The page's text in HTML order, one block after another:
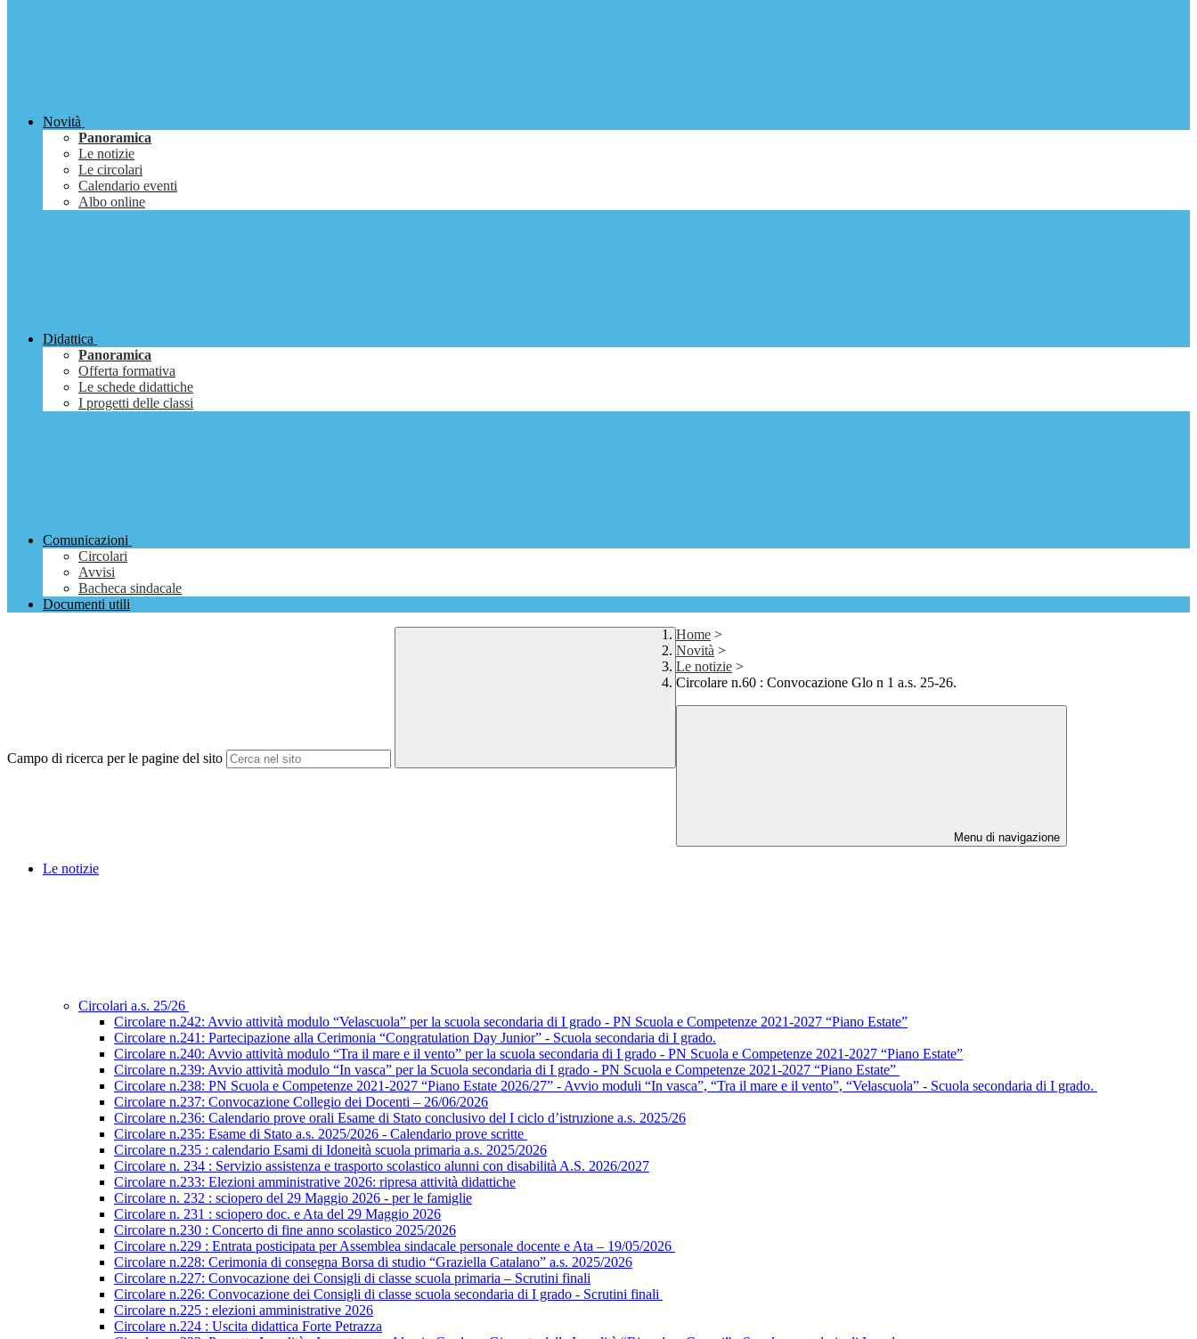
Novità
Panoramica
Le notizie
Le circolari
Calendario eventi
Albo online
Didattica
Panoramica
Offerta formativa
Le schede didattiche
I progetti delle classi
Comunicazioni
Circolari
Avvisi
Bacheca sindacale
Documenti utili
Campo di ricerca per le pagine del sito
Home >
Novità >
Le notizie >
Circolare n.60 : Convocazione Glo n 1 a.s. 25-26.
Menu di navigazione
Le notizie
Circolari a.s. 25/26
Circolare n.242: Avvio attività modulo “Velascuola” per la scuola secondaria di I grado - PN Scuola e Competenze 2021-2027 “Piano Estate”
Circolare n.241: Partecipazione alla Cerimonia “Congratulation Day Junior” - Scuola secondaria di I grado.
Circolare n.240: Avvio attività modulo “Tra il mare e il vento” per la scuola secondaria di I grado - PN Scuola e Competenze 2021-2027 “Piano Estate”
Circolare n.239: Avvio attività modulo “In vasca” per la Scuola secondaria di I grado - PN Scuola e Competenze 2021-2027 “Piano Estate”
Circolare n.238: PN Scuola e Competenze 2021-2027 “Piano Estate 2026/27” - Avvio moduli “In vasca”, “Tra il mare e il vento”, “Velascuola” - Scuola secondaria di I grado.
Circolare n.237: Convocazione Collegio dei Docenti – 26/06/2026
Circolare n.236: Calendario prove orali Esame di Stato conclusivo del I ciclo d’istruzione a.s. 2025/26
Circolare n.235: Esame di Stato a.s. 2025/2026 - Calendario prove scritte
Circolare n.235 : calendario Esami di Idoneità scuola primaria a.s. 2025/2026
Circolare n. 234 : Servizio assistenza e trasporto scolastico alunni con disabilità A.S. 2026/2027
Circolare n.233: Elezioni amministrative 2026: ripresa attività didattiche
Circolare n. 232 : sciopero del 29 Maggio 2026 - per le famiglie
Circolare n. 231 : sciopero doc. e Ata del 29 Maggio 2026
Circolare n.230 : Concerto di fine anno scolastico 2025/2026
Circolare n.229 : Entrata posticipata per Assemblea sindacale personale docente e Ata – 19/05/2026
Circolare n.228: Cerimonia di consegna Borsa di studio “Graziella Catalano” a.s. 2025/2026
Circolare n.227: Convocazione dei Consigli di classe scuola primaria – Scrutini finali
Circolare n.226: Convocazione dei Consigli di classe scuola secondaria di I grado - Scrutini finali
Circolare n.225 : elezioni amministrative 2026
Circolare n.224 : Uscita didattica Forte Petrazza